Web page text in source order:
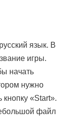
язык. В
игры.
начать
нужно
кнопку «Start».
файл